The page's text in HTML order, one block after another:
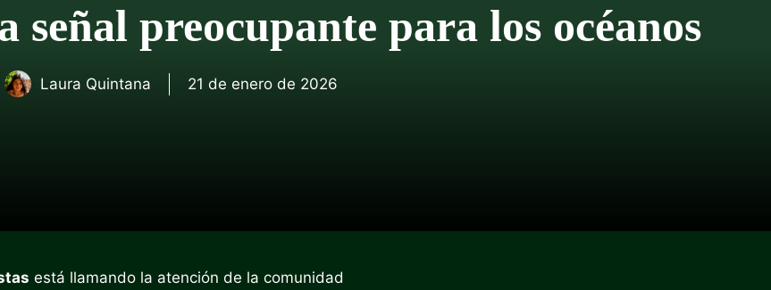
preocupante para los océanos
Laura Quintana 21 de enero de 2026
está llamando la atención de la comunidad